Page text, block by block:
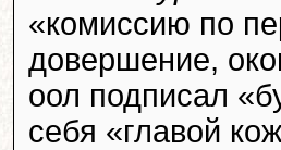
«комиссию по
довершение,
оол подписал
себя «главой